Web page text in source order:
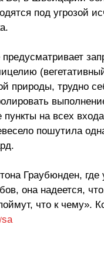
под угрозой
предусматривает
природы, трудно
пункты на всех
пошутила
Граубюнден, где
она надеется,
что к чему».
sa